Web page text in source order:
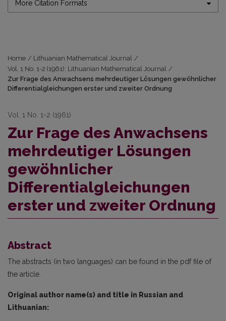
More Citation Formats
Home / Lithuanian Mathematical Journal /
Vol. 1 No. 1-2 (1961): Lithuanian Mathematical Journal /
Zur Frage des Anwachsens mehrdeutiger Lösungen gewöhnlicher
Differentialgleichungen erster und zweiter Ordnung
Vol. 1 No. 1-2 (1961)
Zur Frage des Anwachsens
mehrdeutiger Lösungen
gewöhnlicher
Differentialgleichungen
erster und zweiter Ordnung
Abstract
The abstracts (in two languages) can be found in the pdf file of
the article.
Original author name(s) and title in Russian and
Lithuanian: